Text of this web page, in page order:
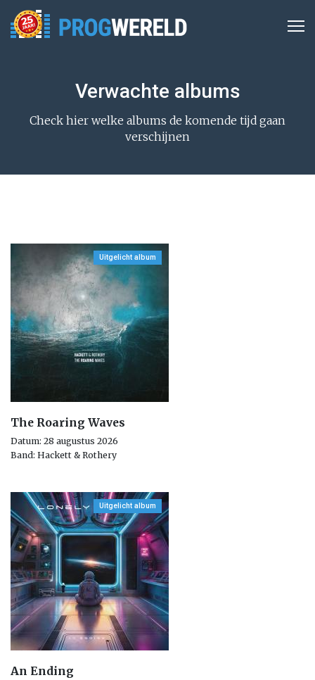
Verwachte albums
Check hier welke albums de komende tijd gaan
verschijnen
Uitgelicht album
The Roaring Waves
Datum: 28 augustus 2026
Band: Hackett & Rothery
Uitgelicht album
An Ending